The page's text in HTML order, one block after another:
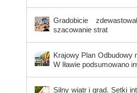
Gradobicie
szacowanie strat
Krajowy Plan Odbudowy
W Iławie podsumowano
Silny wiatr i grad. Setki